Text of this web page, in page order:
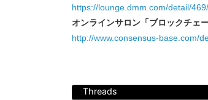
https://lounge.dmm.com/detail/469/
オンラインサロン「ブロックチェ
http://www.consensus-base.com/
Threads